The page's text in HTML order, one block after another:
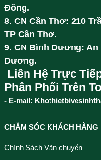
Đồng.
8. CN Cần Thơ: 210
TP Cần Thơ.
9. CN Bình Dương: An
Dương.
Liên Hệ Trực
Phân Phối Trên
- E-mail:
CHĂM SÓC KHÁCH HÀNG
Chính Sách Vận chuyển